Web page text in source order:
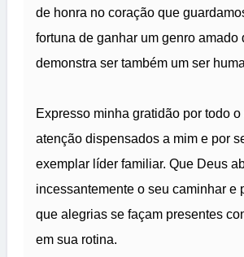
de honra no coração que
fortuna de ganhar um genro amado
demonstra ser também um ser
Expresso minha gratidão por todo
atenção dispensados a mim e por
exemplar líder familiar. Que Deus
incessantemente o seu caminhar e
que alegrias se façam presentes
em sua rotina.